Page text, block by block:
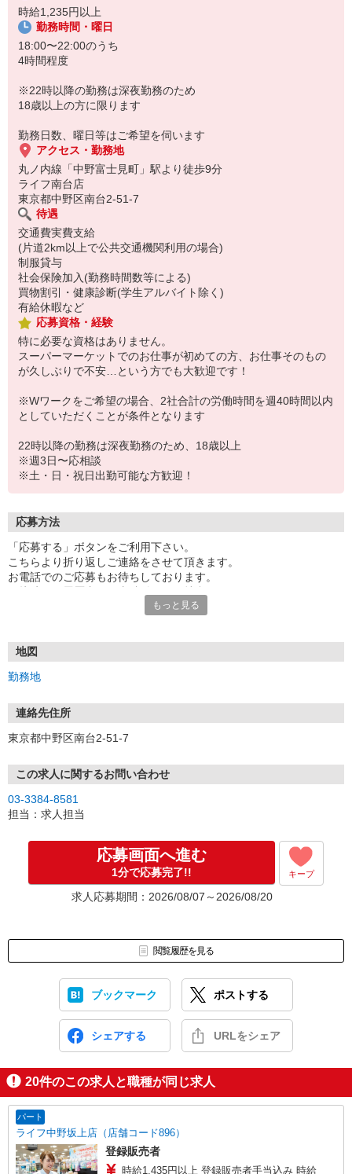
時給1,235円以上
勤務時間・曜日
18:00〜22:00のうち
4時間程度
※22時以降の勤務は深夜勤務のため
18歳以上の方に限ります
勤務日数、曜日等はご希望を伺います
アクセス・勤務地
丸ノ内線「中野富士見町」駅より徒歩9分
ライフ南台店
東京都中野区南台2-51-7
待遇
交通費実費支給
(片道2km以上で公共交通機関利用の場合)
制服貸与
社会保険加入(勤務時間数等による)
買物割引・健康診断(学生アルバイト除く)
有給休暇など
応募資格・経験
特に必要な資格はありません。
スーパーマーケットでのお仕事が初めての方、お仕事そのもの
が久しぶりで不安…という方でも大歓迎です！
※Wワークをご希望の場合、2社合計の労働時間を週40時間以内
としていただくことが条件となります
22時以降の勤務は深夜勤務のため、18歳以上
※週3日〜応相談
※土・日・祝日出勤可能な方歓迎！
応募方法
「応募する」ボタンをご利用下さい。
こちらより折り返しご連絡をさせて頂きます。
お電話でのご応募もお待ちしております。
もっと見る
地図
勤務地
連絡先住所
東京都中野区南台2-51-7
この求人に関するお問い合わせ
03-3384-8581
担当：求人担当
応募画面へ進む
1分で応募完了!! キープ
求人応募期間：2026/08/07～2026/08/20
閲覧履歴を見る
ブックマーク ポストする
シェアする URLをシェア
20件のこの求人と職種が同じ求人
パート
ライフ中野坂上店（店舗コード896）
登録販売者
時給1,435円以上 登録販売者手当込み 時給